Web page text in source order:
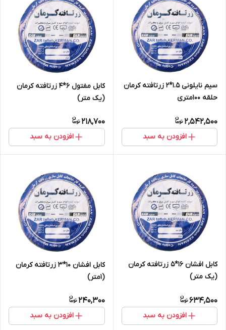
سیم نایلونی 1.5*2 زرتافته کرمان
حلقه 100متری
2,542,500
افزودن به سبد
کابل مفتول 6*4 زرتافته کرمان
(یک متر)
218,700
افزودن به سبد
کابل افشان 16*5 زرتافته کرمان
(یک متر)
634,500
افزودن به سبد
کابل افشان 10*3 زرتافته کرمان
(1متر)
240,300
افزودن به سبد